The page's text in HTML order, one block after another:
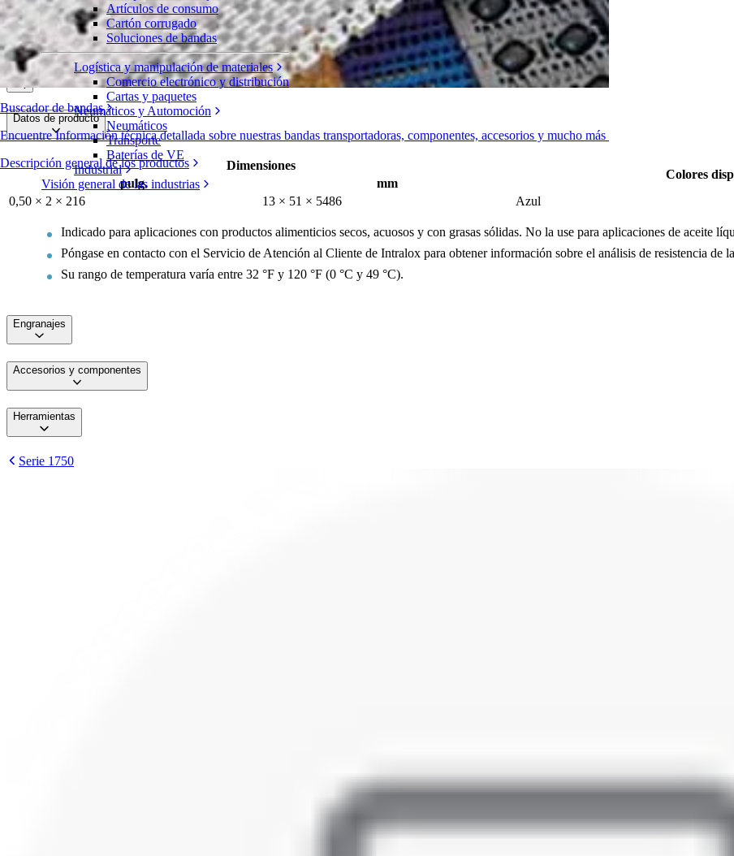
Buscador de bandas
Encuentre Información técnica detallada sobre nuestras bandas transportadoras, componentes, accesorios y mucho más
Descripción general de los productos
Artículos de consumo
Cartón corrugado
Soluciones de bandas
Logística y manipulación de materiales
Comercio electrónico y distribución
Cartas y paquetes
Neumáticos y Automoción
Neumáticos
Transporte
Baterías de VE
Industrial
Visión general de las industrias
Guía de desgaste de uretano
Serie 1750
Compartir Solicite un presupuesto
Datos de producto
Dimensiones
Colores
pulg.
mm
0,50 × 2 × 216
13 × 51 × 5486 Azul
Indicado para aplicaciones con productos alimenticios secos, acuosos y con grasas sólidas. No la use para aplicaciones de aceite
Póngase en contacto con el Servicio de Atención al Cliente de Intralox para obtener información sobre el análisis de resistencia de
Su rango de temperatura varía entre 32 °F y 120 °F (0 °C y 49 °C).
Engranajes
Accesorios y componentes
Herramientas
Serie 1750